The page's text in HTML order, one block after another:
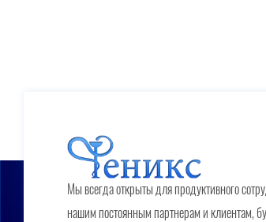
Мы всегда открыты для продуктивного
нашим постоянным партнерам и клиентам,